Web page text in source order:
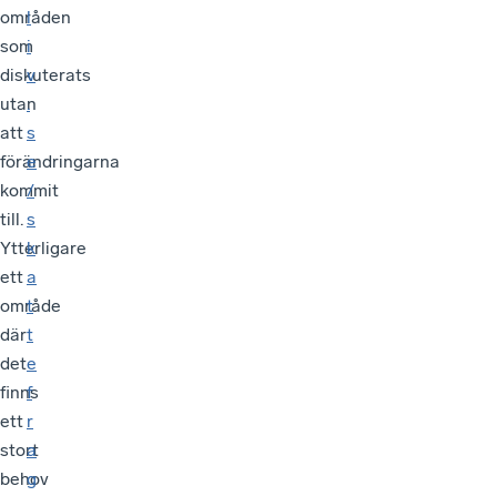
områden
som
diskuterats
utan
att
förändringarna
kommit
till.
Ytterligare
ett
område
där
det
finns
ett
stort
behov
l
i
v
.
s
e
/
s
k
a
t
t
e
f
r
a
g